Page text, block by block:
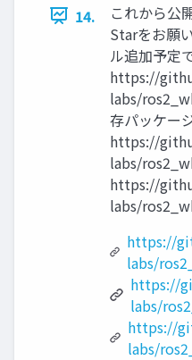
14.
これから公
Starをお願
ル追加予定
https://
labs/
存パッケー
https://
labs/
https://
labs/
https://
labs/
https://
labs/
https://
labs/